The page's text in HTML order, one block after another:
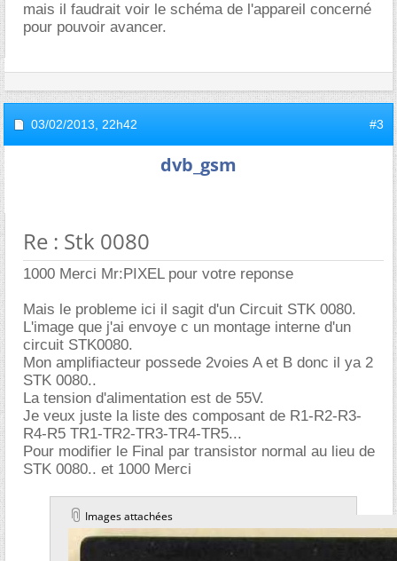
mais il faudrait voir le schéma de l'appareil concerné
pour pouvoir avancer.
03/02/2013, 22h42 #3
dvb_gsm
Re : Stk 0080
1000 Merci Mr:PIXEL pour votre reponse
Mais le probleme ici il sagit d'un Circuit STK 0080.
L'image que j'ai envoye c un montage interne d'un
circuit STK0080.
Mon amplifiacteur possede 2voies A et B donc il ya 2
STK 0080..
La tension d'alimentation est de 55V.
Je veux juste la liste des composant de R1-R2-R3-
R4-R5 TR1-TR2-TR3-TR4-TR5...
Pour modifier le Final par transistor normal au lieu de
STK 0080.. et 1000 Merci
Images attachées